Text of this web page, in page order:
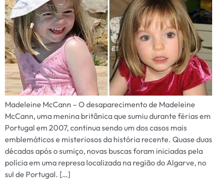
Madeleine McCann – O desaparecimento de Madeleine
McCann, uma menina britânica que sumiu durante férias em
Portugal em 2007, continua sendo um dos casos mais
emblemáticos e misteriosos da história recente. Quase duas
décadas após o sumiço, novas buscas foram iniciadas pela
polícia em uma represa localizada na região do Algarve, no
sul de Portugal. […]